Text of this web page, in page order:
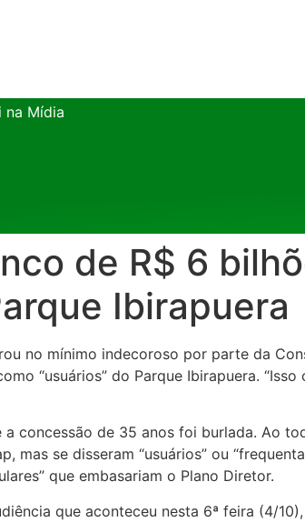
na Mídia
de R$ 6
Ibirapuera
no mínimo indecoroso por parte da
“usuários” do Parque Ibirapuera. “Isso
concessão de 35 anos foi burlada. Ao
mas se disseram “usuários” ou
que embasariam o Plano Diretor.
que aconteceu nesta 6ª feira (4/